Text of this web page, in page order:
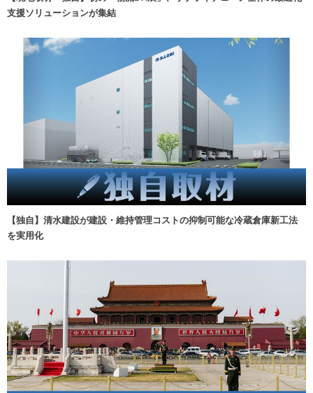
支援ソリューションが集結
【独自】清水建設が建設・維持管理コストの抑制可能な冷蔵倉庫新工法
を実用化